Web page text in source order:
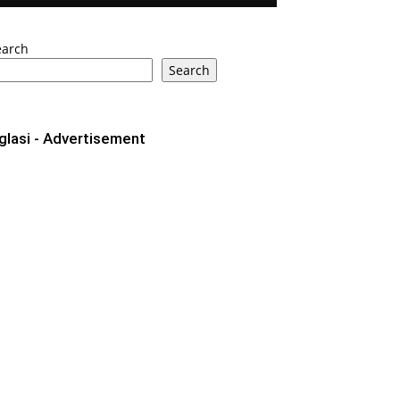
Search
- Advertisement